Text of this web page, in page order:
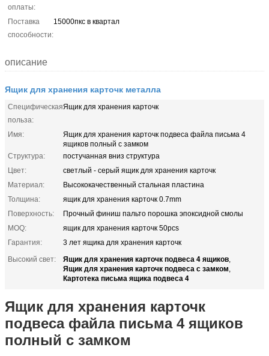
оплаты:
Поставка
способности:
15000пкс в квартал
описание
Ящик для хранения карточк металла
Специфическая
польза:
Ящик для хранения карточк
Имя:
Ящик для хранения карточк подвеса файла письма 4
ящиков полный с замком
Структура:
постучанная вниз структура
Цвет:
светлый - серый ящик для хранения карточк
Материал:
Высококачественный стальная пластина
Толщина:
ящик для хранения карточк 0.7mm
Поверхность:
Прочный финиш пальто порошка эпоксидной смолы
MOQ:
ящик для хранения карточк 50pcs
Гарантия:
3 лет ящика для хранения карточк
Высокий свет:
Ящик для хранения карточк подвеса 4 ящиков,
Ящик для хранения карточк подвеса с замком,
Картотека письма ящика подвеса 4
Ящик для хранения карточк
подвеса файла письма 4 ящиков
полный с замком